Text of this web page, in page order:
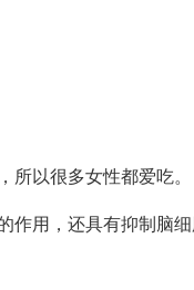
以很多女性都爱吃。
用，还具有抑制脑细